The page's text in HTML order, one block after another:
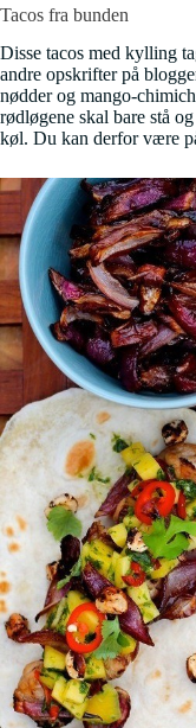
Tacos fra bunden
Disse tacos med kylling
andre opskrifter på
nødder og mango-
rødløgene skal bare stå
køl. Du kan derfor være